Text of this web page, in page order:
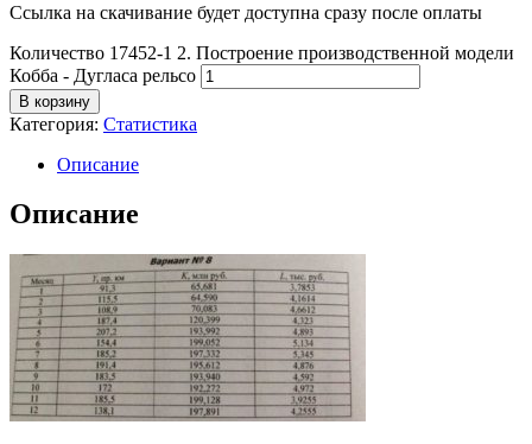
Ссылка на скачивание будет доступна сразу после оплаты
Количество 17452-1 2. Построение производственной модели
Кобба - Дугласа рельсо
В корзину
Категория: Статистика
Описание
Описание